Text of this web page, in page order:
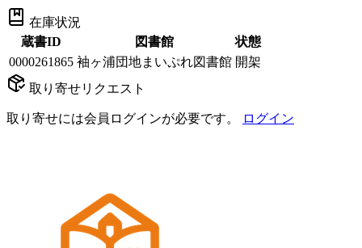
在庫状況
蔵書ID
図書館
状態
0000261865 袖ヶ浦団地まいぷれ図書館 開架
取り寄せリクエスト
取り寄せには会員ログインが必要です。 ログイン